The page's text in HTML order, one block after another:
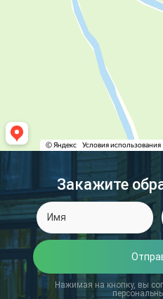
Закажите
Нажимая на кнопку, вы